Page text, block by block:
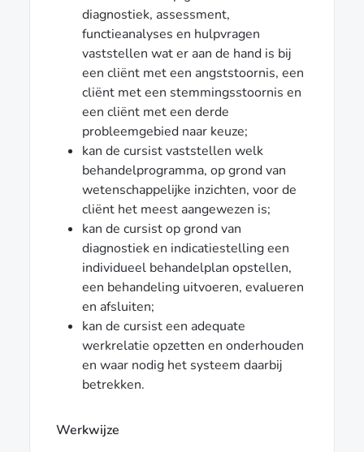
diagnostiek, assessment,
functieanalyses en hulpvragen
vaststellen wat er aan de hand is bij
een cliënt met een angststoornis, een
cliënt met een stemmingsstoornis en
een cliënt met een derde
probleemgebied naar keuze;
kan de cursist vaststellen welk
behandelprogramma, op grond van
wetenschappelijke inzichten, voor de
cliënt het meest aangewezen is;
kan de cursist op grond van
diagnostiek en indicatiestelling een
individueel behandelplan opstellen,
een behandeling uitvoeren, evalueren
en afsluiten;
kan de cursist een adequate
werkrelatie opzetten en onderhouden
en waar nodig het systeem daarbij
betrekken.
Werkwijze